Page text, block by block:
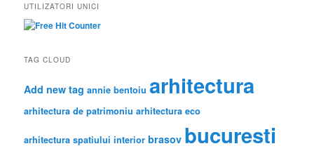
r
c
h
UTILIZATORI UNICI
TAG CLOUD
Add new tag annie bentoiu arhitectura
arhitectura de patrimoniu arhitectura eco
arhitectura spatiului interior brasov bucuresti